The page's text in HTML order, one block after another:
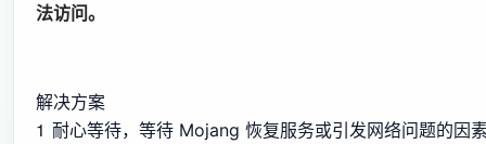
法访问。
解决方案
1 耐心等待，等待 Mojang 恢复服务或引发网络问题的因